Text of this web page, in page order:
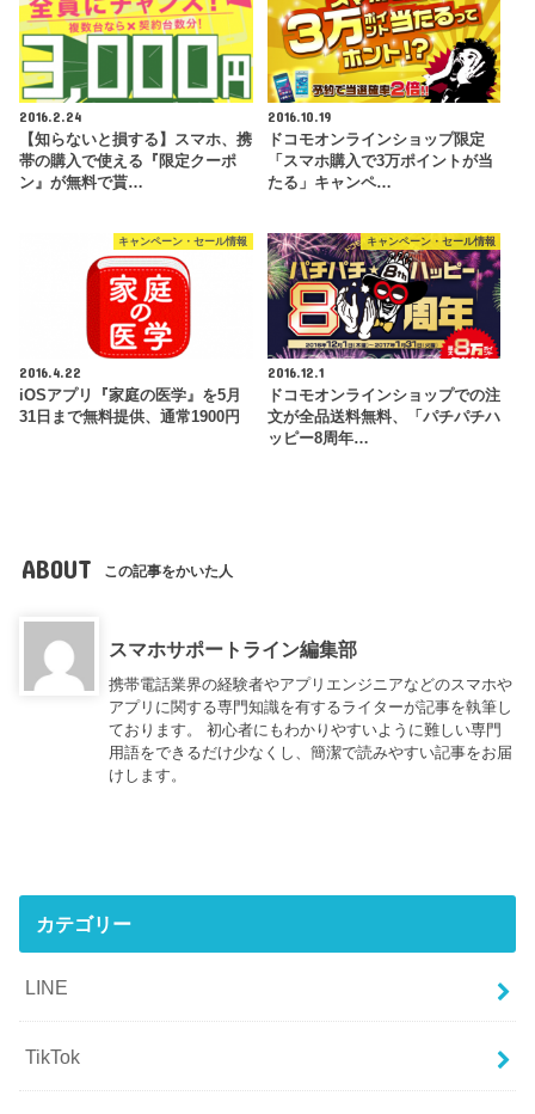
2016.2.24
【知らないと損する】スマホ、携
帯の購入で使える『限定クーポ
ン』が無料で貰…
2016.10.19
ドコモオンラインショップ限定
「スマホ購入で3万ポイントが当
たる」キャンペ…
キャンペーン・セール情報
2016.4.22
iOSアプリ『家庭の医学』を5月
31日まで無料提供、通常1900円
キャンペーン・セール情報
2016.12.1
ドコモオンラインショップでの注
文が全品送料無料、「パチパチハ
ッピー8周年…
ABOUT この記事をかいた人
スマホサポートライン編集部
携帯電話業界の経験者やアプリエンジニアなどのスマホや
アプリに関する専門知識を有するライターが記事を執筆し
ております。 初心者にもわかりやすいように難しい専門
用語をできるだけ少なくし、簡潔で読みやすい記事をお届
けします。
カテゴリー
LINE
TikTok